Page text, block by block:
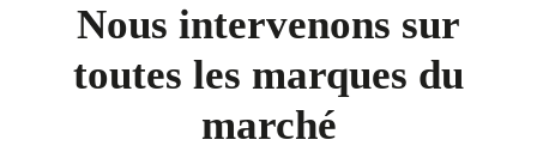
Nous intervenons sur
toutes les marques du
marché